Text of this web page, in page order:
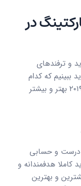
در
و ترفندهای
ببینیم که کدام
استراتژی های ایمیل مارکتینگ در سال ۲۰۱۹ بهتر و بیشتر
درست و حسابی
کاملا هدفمندانه و
و بهترین